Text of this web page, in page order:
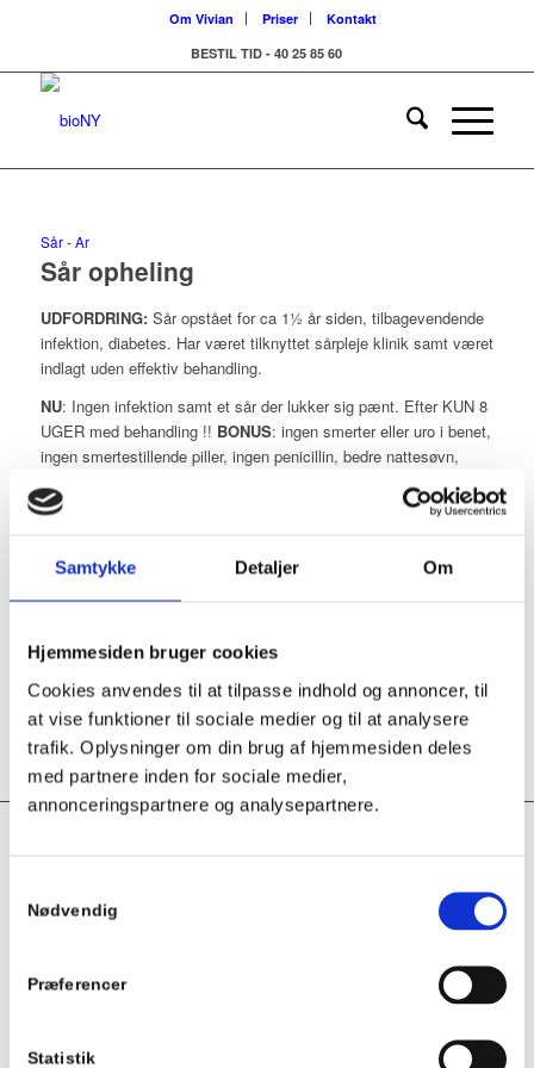
Samtykke Detaljer Om
Hjemmesiden bruger cookies
Cookies anvendes til at tilpasse indhold og annoncer, til
at vise funktioner til sociale medier og til at analysere
trafik. Oplysninger om din brug af hjemmesiden deles
med partnere inden for sociale medier,
annonceringspartnere og analysepartnere.
Nødvendig
Præferencer
Statistik
Om Vivian Priser
Kontakt
BESTIL TID - 40 25 85 60
Sår - Ar
Sår opheling
UDFORDRING:Sår opstået for ca 1½ år siden, tilbagevendende
infektion, diabetes. Har været tilknyttet sårpleje klinik samt været
indlagt uden effektiv behandling.
NU: Ingen infektion samt et sår der lukker sig pænt. Efter KUN 8
UGER med behandling !! BONUS: ingen smerter eller uro i benet,
ingen smertestillende piller, ingen penicillin, bedre nattesøvn,
Mette Lelling
: Jeg er så imponeret over hvad du har hjulpetLilli
dine laser. Du hjælp også min mand med en hælespore. Så kan
stærkt anbefale dig. Det hjælper.
Stevns Kommunes Sundheds- og FrivillighedsCenter
4652 Hårlev